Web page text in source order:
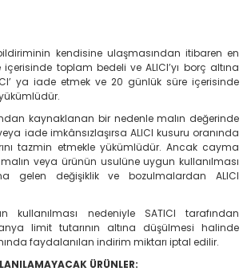
kendisine ulaşmasından itibaren en
toplam bedeli ve ALICI’yı borç altına
ya iade etmek ve 20 günlük süre içerisinde
kaynaklanan bir nedenle malın değerinde
iade imkânsızlaşırsa ALICI kusuru oranında
tazmin etmekle yükümlüdür. Ancak cayma
veya ürünün usulüne uygun kullanılması
gelen değişiklik ve bozulmalardan ALICI
kullanılması nedeniyle SATICI tarafından
limit tutarının altına düşülmesi halinde
faydalanılan indirim miktarı iptal edilir.
ÜRÜNLER: